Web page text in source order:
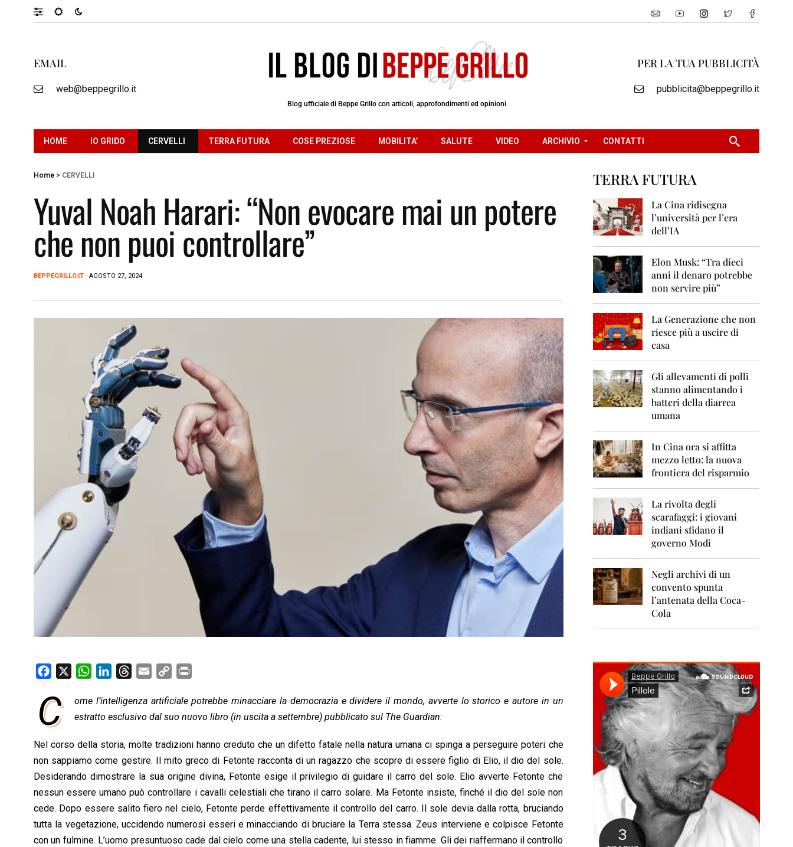
EMAIL
web@beppegrillo.it
Blog ufficiale di Beppe Grillo con articoli, approfondimenti ed opinioni
PER LA TUA PUBBLICITÀ
pubblicita@beppegrillo.it
HOME IO GRIDO CERVELLI TERRA FUTURA COSE PREZIOSE MOBILITA’ SALUTE VIDEO ARCHIVIO
0
2
0
7
2
0
0
8
2
0
0
9
2
0
1
2
0
0
1
0
1
0
1
2
0
1
6
CONTATTI
Home > CERVELLI
Yuval Noah Harari: “Non evocare mai un potere
che non puoi controllare”
BEPPEGRILLO.IT - AGOSTO 27, 2024
c
e
o
o
k
W
a
t
A
p
p
n
k
d
I
n
r
e
d
s
a
i
p
y
i
n
k
i
n
C
ome l’intelligenza artificiale potrebbe minacciare la democrazia e dividere il mondo, avverte lo storico e autore in un
estratto esclusivo dal suo nuovo libro (in uscita a settembre) pubblicato sul The Guardian:
Nel corso della storia, molte tradizioni hanno creduto che un difetto fatale nella natura umana ci spinga a perseguire poteri che
non sappiamo come gestire. Il mito greco di Fetonte racconta di un ragazzo che scopre di essere figlio di Elio, il dio del sole.
Desiderando dimostrare la sua origine divina, Fetonte esige il privilegio di guidare il carro del sole. Elio avverte Fetonte che
nessun essere umano può controllare i cavalli celestiali che tirano il carro solare. Ma Fetonte insiste, finché il dio del sole non
cede. Dopo essere salito fiero nel cielo, Fetonte perde effettivamente il controllo del carro. Il sole devia dalla rotta, bruciando
tutta la vegetazione, uccidendo numerosi esseri e minacciando di bruciare la Terra stessa. Zeus interviene e colpisce Fetonte
con un fulmine. L’uomo presuntuoso cade dal cielo come una stella cadente, lui stesso in fiamme. Gli dei riaffermano il controllo
TERRA FUTURA
La Cina ridisegna
l’università per l’era
dell’IA
Elon Musk: “Tra dieci
anni il denaro potrebbe
non servire più”
La Generazione che non
riesce più a uscire di
casa
Gli allevamenti di polli
stanno alimentando i
batteri della diarrea
umana
In Cina ora si affitta
mezzo letto: la nuova
frontiera del risparmio
La rivolta degli
scarafaggi: i giovani
indiani sfidano il
governo Modi
Negli archivi di un
convento spunta
l’antenata della Coca-
Cola